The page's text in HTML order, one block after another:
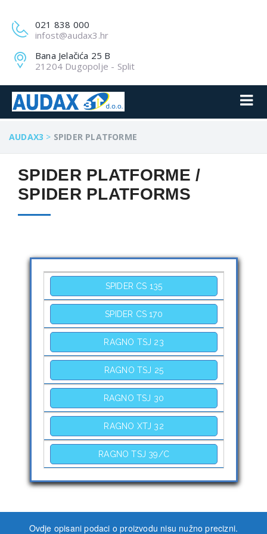
021 838 000
infost@audax3.hr
Bana Jelačića 25 B
21204 Dugopolje - Split
AUDAX3 > SPIDER PLATFORME
SPIDER PLATFORME /
SPIDER PLATFORMS
SPIDER CS 135
SPIDER CS 170
RAGNO TSJ 23
RAGNO TSJ 25
RAGNO TSJ 30
RAGNO XTJ 32
RAGNO TSJ 39/C
Ovdje opisani podaci o proizvodu nisu nužno precizni.